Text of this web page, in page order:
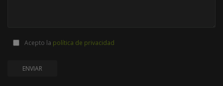
Acepto la política de privacidad